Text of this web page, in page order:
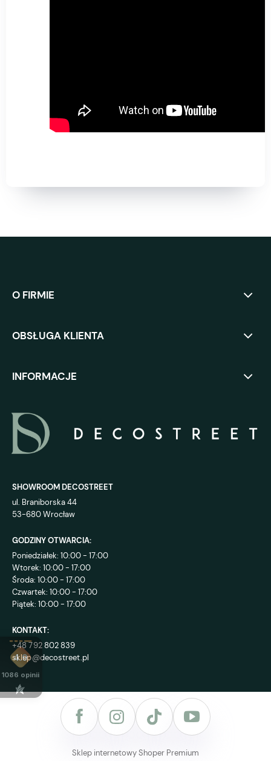
O FIRMIE
OBSŁUGA KLIENTA
INFORMACJE
SHOWROOM DECOSTREET
ul. Braniborska 44
53-680 Wrocław
GODZINY OTWARCIA:
Poniedziałek: 10:00 - 17:00
Wtorek: 10:00 - 17:00
Środa: 10:00 - 17:00
Czwartek: 10:00 - 17:00
Piątek: 10:00 - 17:00
KONTAKT:
+48 792 802 839
sklep@decostreet.pl
4.9
1086 opinii
Sklep internetowy Shoper Premium